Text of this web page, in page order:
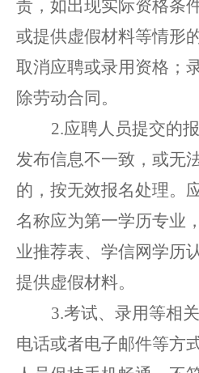
责 ， 如出现实际资格条
或提供虚假材料等情形
取消应聘或录用资格 ；
除劳动合同。
2.应聘人员提交的
发布信息不一致， 或无
的，按无效报名处理。
名称应为第一学历专业
业推荐表、 学信网学历
提供虚假材料。
3.考试、录用等相
电话或者电子邮件等方